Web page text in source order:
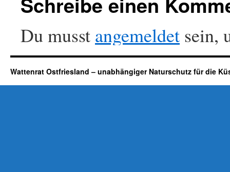
Du musst angemeldet sein,
Wattenrat Ostfriesland – unabhängiger Naturschutz für die